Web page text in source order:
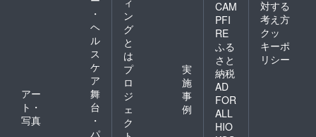
・
ヘ
ル
ス
ケ
ア
アー
ト・
写真
舞
台
・
パ
ン
グ
と
は
プ
ロ
ジ
ェ
ク
実
施
事
例
CAM
PFI
RE
ふる
さと
納税
AD
FOR
ALL
HIO
対する
考え方
クッ
キーポ
リシー